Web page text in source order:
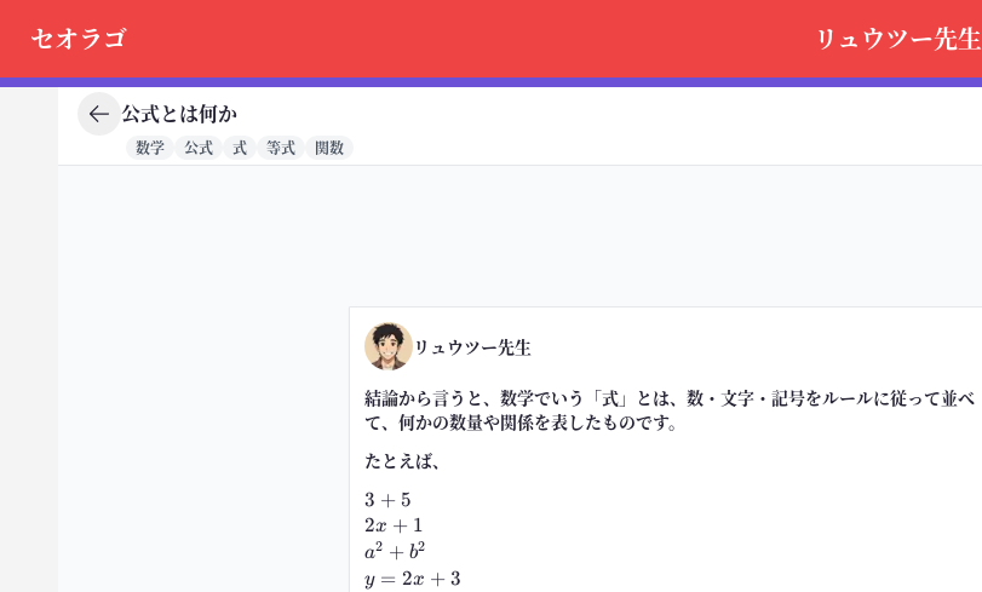
セオラゴ リュウツー先生
公式とは何か
数学 公式 式 等式 関数
リュウツー先生
結論から言うと、数学でいう「式」とは、 数・文字・記号をルールに従って並べ
て、何かの数量や関係を表したものです。
たとえば、
3+5
3 + 5
2x+1
2x + 1
a^2+b^2
a2 + b2
y=2x+3
y = 2x + 3